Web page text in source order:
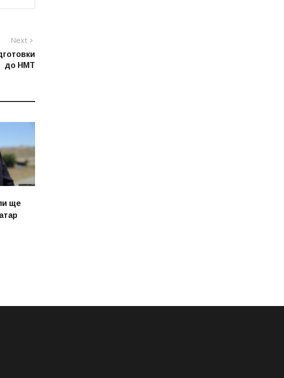
Next
до НМТ
ще